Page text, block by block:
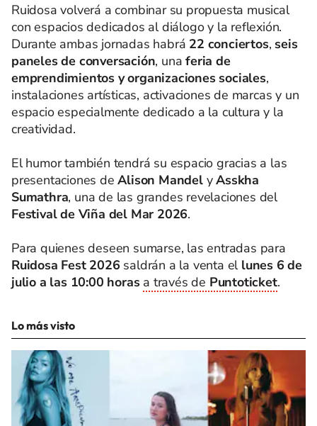
Ruidosa volverá a combinar su propuesta musical
con espacios dedicados al diálogo y la reflexión.
Durante ambas jornadas habrá 22 conciertos, seis
paneles de conversación, unaferia de
emprendimientos y organizaciones sociales,
instalaciones artísticas, activaciones de marcas y un
espacio especialmente dedicado a la cultura y la
creatividad.
El humor también tendrá su espacio gracias a las
presentaciones deAlison MandelyAsskha
Sumathra, una de las grandes revelaciones del
Festival de Viña del Mar 2026.
Para quienes deseen sumarse, las entradas para
Ruidosa Fest 2026 saldrán a la venta el lunes 6 de
julio a las 10:00 horas a través de Puntoticket.
Lo más visto